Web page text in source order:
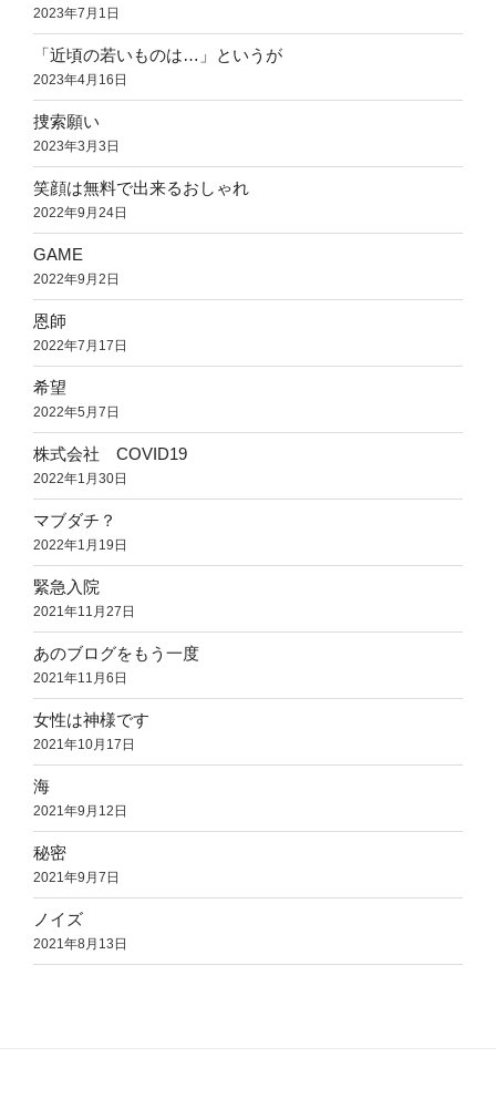
2023年7月1日
「近頃の若いものは…」というが
2023年4月16日
捜索願い
2023年3月3日
笑顔は無料で出来るおしゃれ
2022年9月24日
GAME
2022年9月2日
恩師
2022年7月17日
希望
2022年5月7日
株式会社 COVID19
2022年1月30日
マブダチ？
2022年1月19日
緊急入院
2021年11月27日
あのブログをもう一度
2021年11月6日
女性は神様です
2021年10月17日
海
2021年9月12日
秘密
2021年9月7日
ノイズ
2021年8月13日